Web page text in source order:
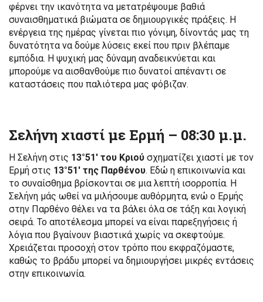
φέρνει την ικανότητα να μετατρέψουμε βαθιά
συναισθηματικά βιώματα σε δημιουργικές πράξεις. Η
ενέργεια της ημέρας γίνεται πιο γόνιμη, δίνοντάς μας τη
δυνατότητα να δούμε λύσεις εκεί που πριν βλέπαμε
εμπόδια. Η ψυχική μας δύναμη αναδεικνύεται και
μπορούμε να αισθανθούμε πιο δυνατοί απέναντι σε
καταστάσεις που παλιότερα μας φόβιζαν.
Σελήνη χιαστί με Ερμή – 08:30 μ.μ.
Η Σελήνη στις 13°51′ του Κριού σχηματίζει χιαστί με τον
Ερμή στις 13°51′ της Παρθένου. Εδώ η επικοινωνία και
το συναίσθημα βρίσκονται σε μια λεπτή ισορροπία. Η
Σελήνη μάς ωθεί να μιλήσουμε αυθόρμητα, ενώ ο Ερμής
στην Παρθένο θέλει να τα βάλει όλα σε τάξη και λογική
σειρά. Το αποτέλεσμα μπορεί να είναι παρεξηγήσεις ή
λόγια που βγαίνουν βιαστικά χωρίς να σκεφτούμε.
Χρειάζεται προσοχή στον τρόπο που εκφραζόμαστε,
καθώς το βράδυ μπορεί να δημιουργήσει μικρές εντάσεις
στην επικοινωνία.